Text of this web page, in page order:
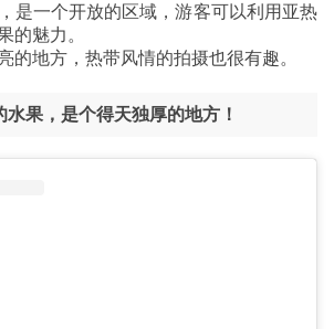
是一个开放的区域，游客可以利用亚热
的魅力。
的地方，热带风情的拍摄也很有趣。
果，是个得天独厚的地方！